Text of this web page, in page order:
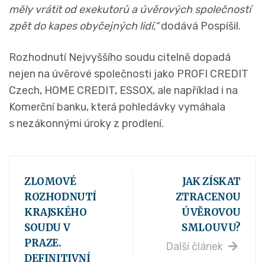
měly vrátit od exekutorů a úvěrových společností
zpět do kapes obyčejných lidí,“dodává Pospíšil.
Rozhodnutí Nejvyššího soudu citelně dopadá
nejen na úvěrové společnosti jako PROFI CREDIT
Czech, HOME CREDIT, ESSOX, ale například i na
Komerční banku, která pohledávky vymáhala
s nezákonnými úroky z prodlení.
ZLOMOVÉ
ROZHODNUTÍ
KRAJSKÉHO
SOUDU V
PRAZE.
DEFINITIVNÍ
JAK ZÍSKAT
ZTRACENOU
ÚVĚROVOU
SMLOUVU?
Další článek